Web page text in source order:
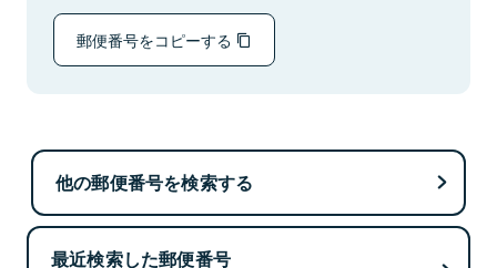
郵便番号をコピーする
他の郵便番号を検索する
最近検索した郵便番号